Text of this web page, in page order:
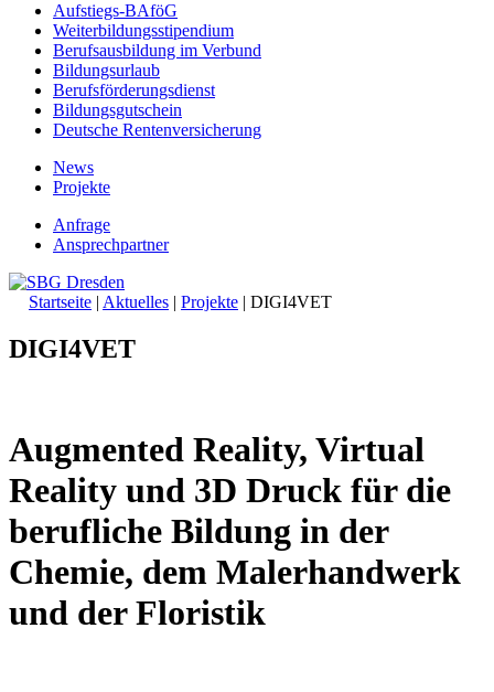
Aufstiegs-BAföG
Weiterbildungsstipendium
Berufsausbildung im Verbund
Bildungsurlaub
Berufsförderungsdienst
Bildungsgutschein
Deutsche Rentenversicherung
News
Projekte
Anfrage
Ansprechpartner
Startseite | Aktuelles | Projekte | DIGI4VET
DIGI4VET
Augmented Reality, Virtual
Reality und 3D Druck für die
berufliche Bildung in der
Chemie, dem Malerhandwerk
und der Floristik